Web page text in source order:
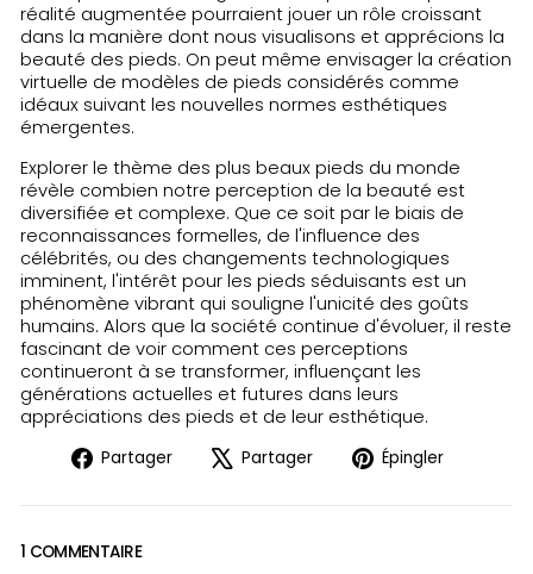
réalité augmentée pourraient jouer un rôle croissant
dans la manière dont nous visualisons et apprécions la
beauté des pieds. On peut même envisager la création
virtuelle de modèles de pieds considérés comme
idéaux suivant les nouvelles normes esthétiques
émergentes.
Explorer le thème des plus beaux pieds du monde
révèle combien notre perception de la beauté est
diversifiée et complexe. Que ce soit par le biais de
reconnaissances formelles, de l'influence des
célébrités, ou des changements technologiques
imminent, l'intérêt pour les pieds séduisants est un
phénomène vibrant qui souligne l'unicité des goûts
humains. Alors que la société continue d'évoluer, il reste
fascinant de voir comment ces perceptions
continueront à se transformer, influençant les
générations actuelles et futures dans leurs
appréciations des pieds et de leur esthétique.
Partager
Partager
Facebook
Partager
Tweeter
X
Épingler
1 COMMENTAIRE